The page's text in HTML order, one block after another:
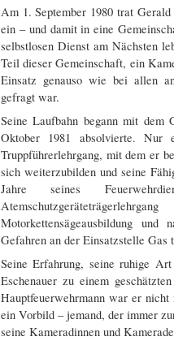
Am 1. September 1980 trat
ein – und damit in eine
selbstlosen Dienst am Nächsten
Teil dieser Gemeinschaft, ein
Einsatz genauso wie bei allen
gefragt war.
Seine Laufbahn begann mit dem
Oktober 1981 absolvierte.
Truppführerlehrgang, mit dem er
sich weiterzubilden und seine
Jahre seines
Motorkettensägeausbildung
Gefahren an der Einsatzstelle Gas
Seine Erfahrung, seine ruhige
Eschenauer zu einem
Hauptfeuerwehrmann war er
ein Vorbild – jemand, der immer
seine Kameradinnen und